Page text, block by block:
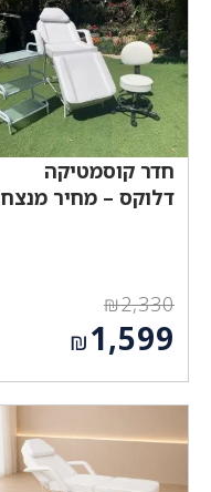
חדר קוסמטיקה
דלוקס – מחיר מנצח
₪2,330
המחיר
המקורי
היה:
₪2,330.
₪1,599
הנוכחי
₪1,599.